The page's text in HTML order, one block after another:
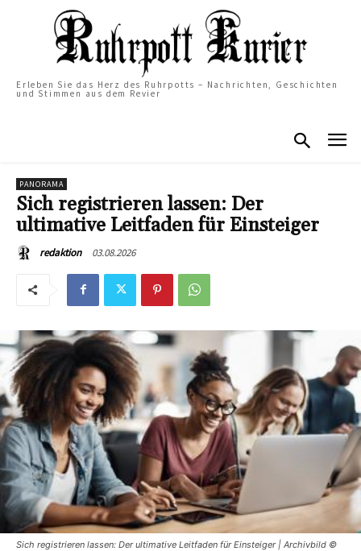
Erleben Sie das Herz des Ruhrpotts – Nachrichten, Geschichten
und Stimmen aus dem Revier
PANORAMA
Sich registrieren lassen: Der
ultimative Leitfaden für Einsteiger
redaktion 03.08.2026
Sich registrieren lassen: Der ultimative Leitfaden für Einsteiger | Archivbild ©